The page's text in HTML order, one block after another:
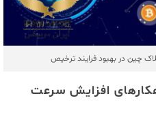
چین در بهبود فرایند ترخیص
افزایش سرعت